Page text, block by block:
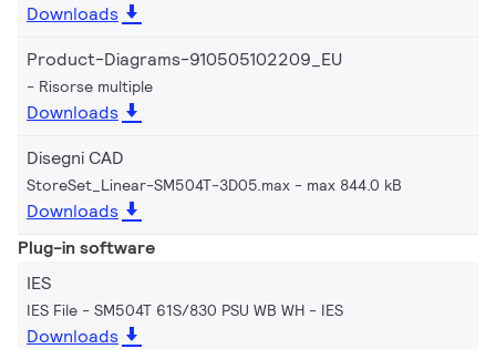
Downloads
Product-Diagrams-910505102209_EU
Risorse multiple
Downloads
Disegni CAD
StoreSet_Linear-SM504T-3D05.max max 844.0 kB
Downloads
Plug-in software
IES
IES File - SM504T 61S/830 PSU WB WH IES
Downloads